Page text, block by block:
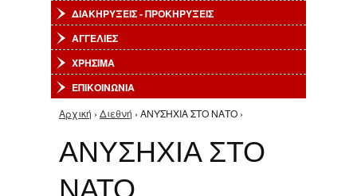
ΔΙΑΚΗΡΥΞΕΙΣ - ΠΡΟΚΗΡΥΞΕΙΣ
ΑΓΓΕΛΙΕΣ
ΧΡΗΣΙΜΑ
ΕΠΙΚΟΙΝΩΝΙΑ
Είστε εδώ
Αρχική › Διεθνή › ΑΝΥΣΗΧΙΑ ΣΤΟ ΝΑΤΟ ›
ΑΝΥΣΗΧΙΑ ΣΤΟ
ΝΑΤΟ